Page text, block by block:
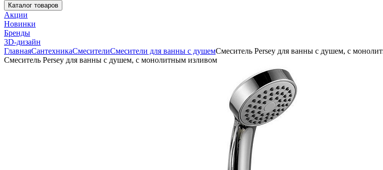
Каталог товаров
Акции
Новинки
Бренды
3D-дизайн
ГлавнаяСантехникаСмесителиСмесители для ванны с душемСмеситель Persey для ванны с душем, с
Смеситель Persey для ванны с душем, с монолитным изливом